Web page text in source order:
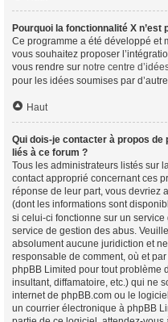
Pourquoi la fonctionnalité X n’est
Ce programme a été développé et
vous souhaitez proposer
vous rendre sur notre centre
pour les idées soumises par
Haut
Qui dois-je contacter à propos de
liés à ce forum ?
Tous les administrateurs listés sur
contact approprié concernant ces
réponse de leur part, vous devriez
(dont les informations sont
si celui-ci fonctionne sur un service
service de gestion des abus.
absolument aucune juridiction et
responsable de comment, où et
phpBB Limited pour tout problème
insultant, diffamatoire, etc.) qui ne
internet de phpBB.com ou le
un courrier électronique à phpBB